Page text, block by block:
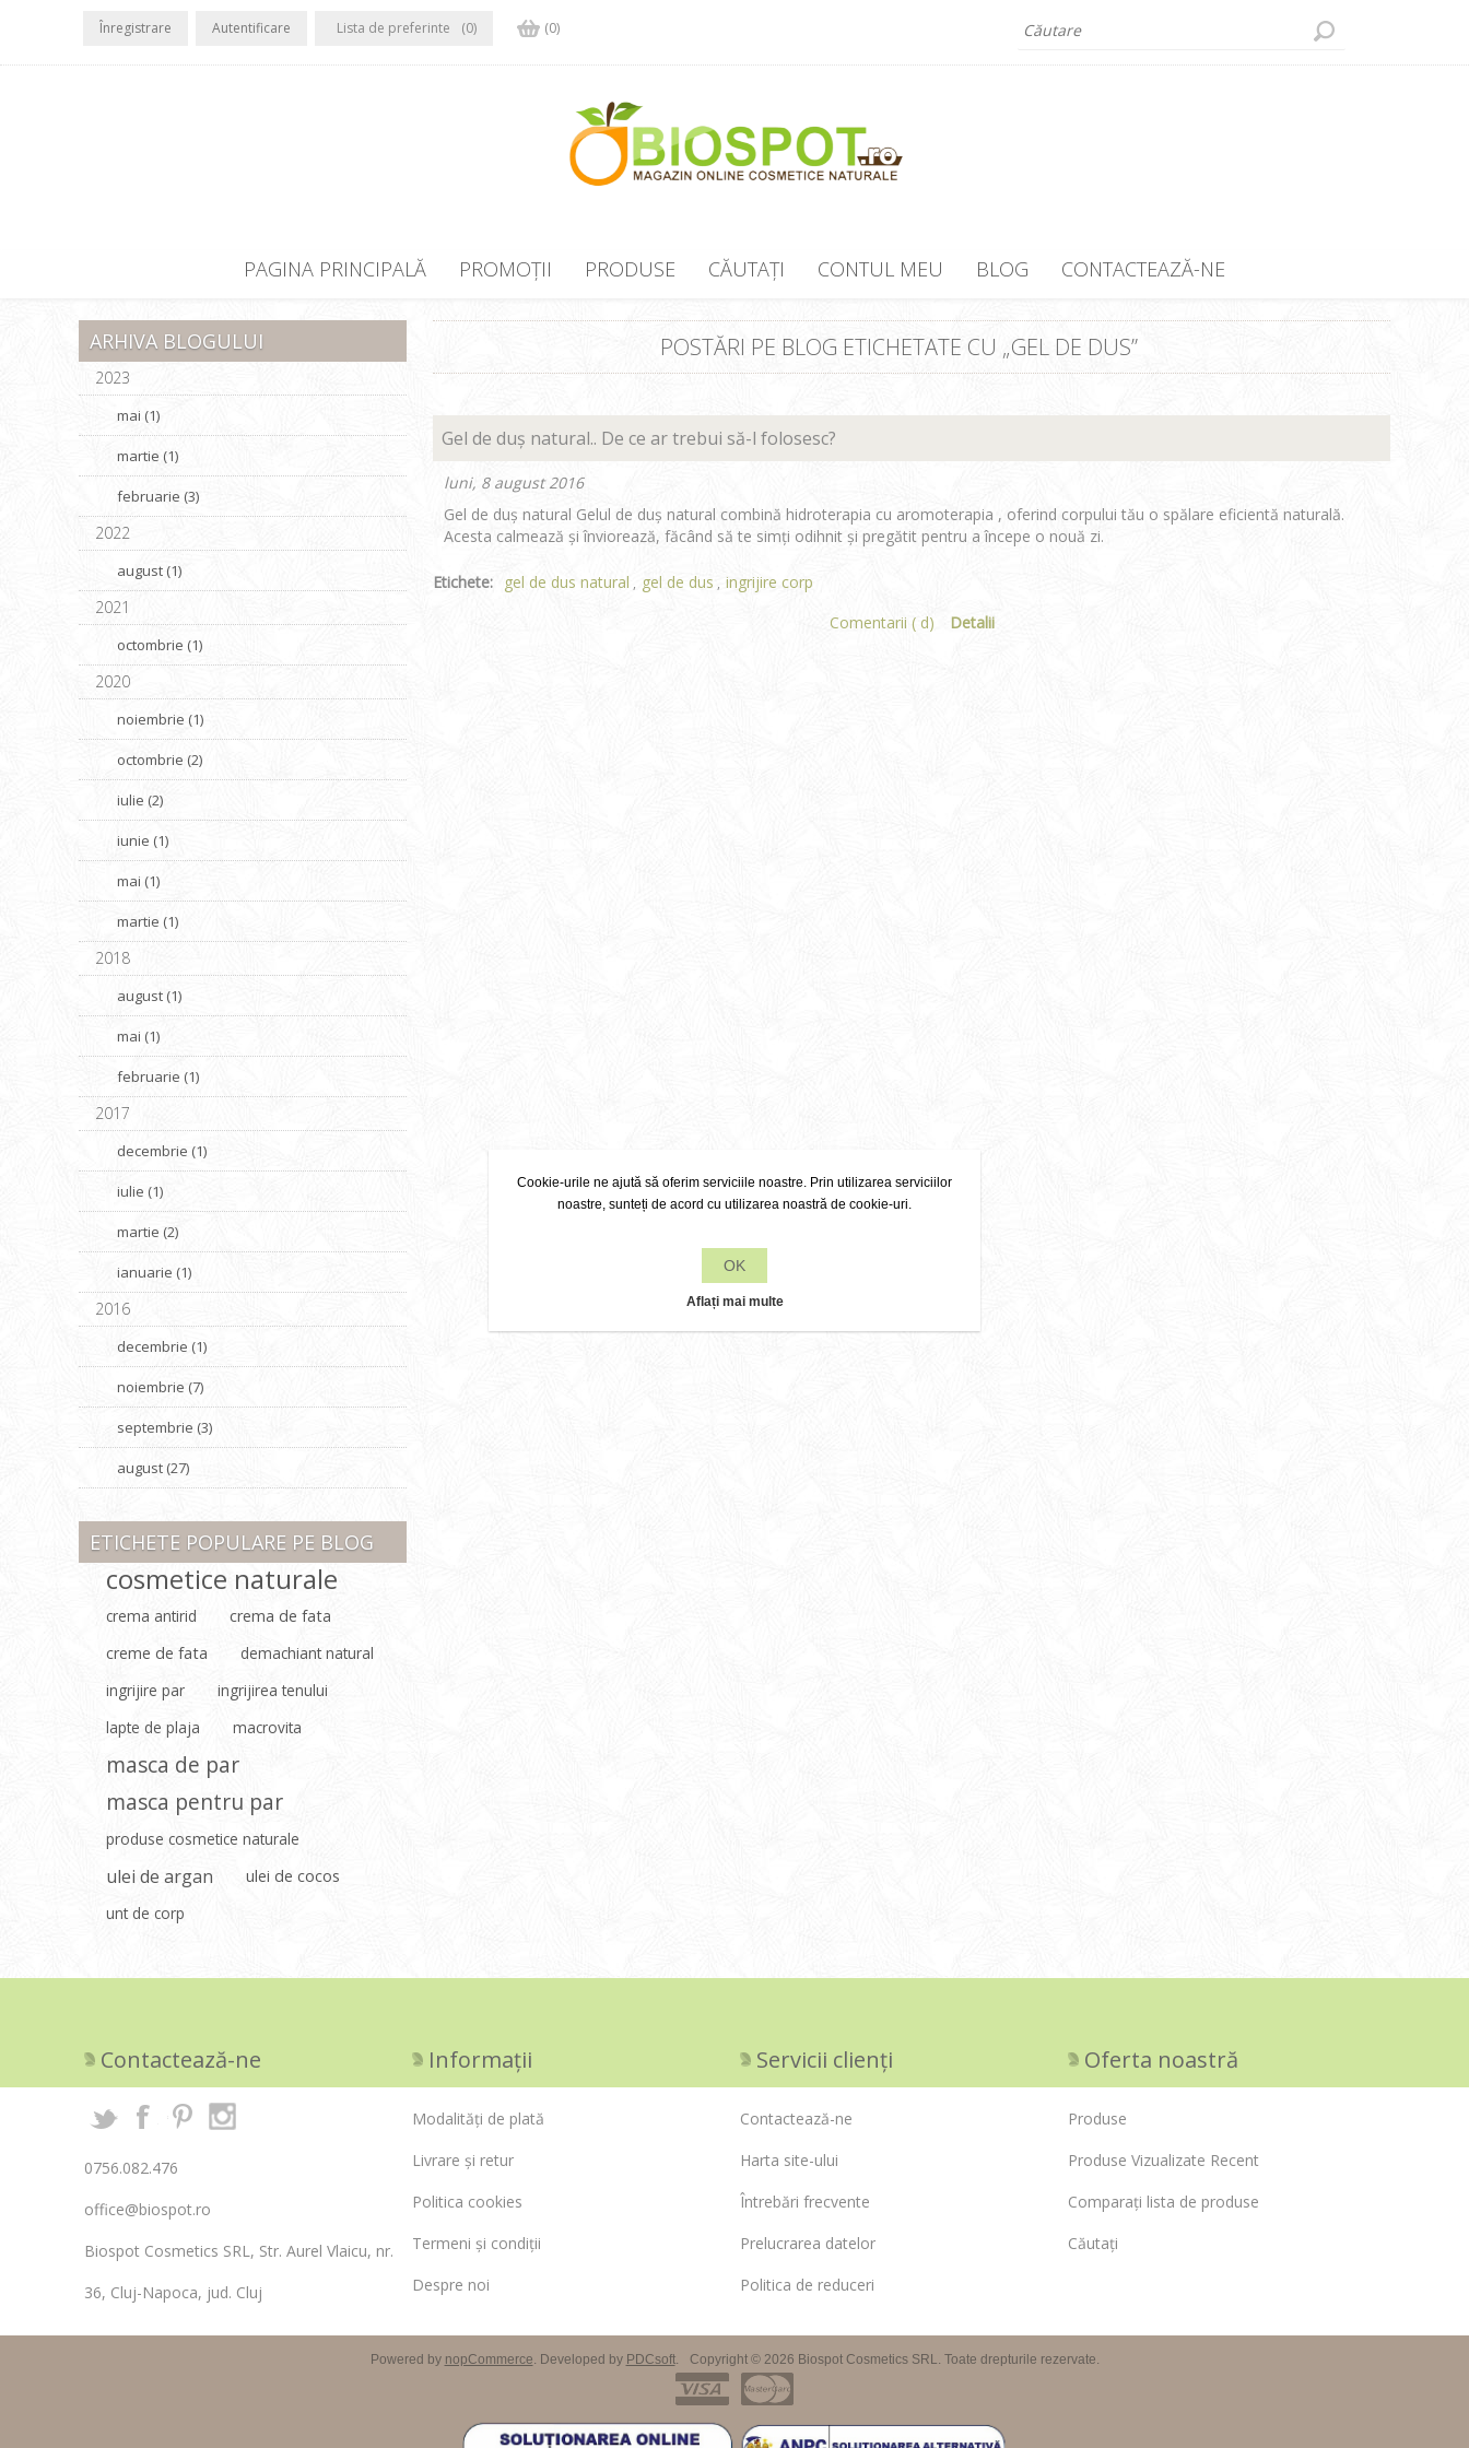
Înregistrare Autentificare Lista de preferinte (0) (0)
PAGINA PRINCIPALĂ PROMOȚII PRODUSE CĂUTAȚI CONTUL MEU BLOG CONTACTEAZĂ-NE
POSTĂRI PE BLOG ETICHETATE CU „GEL DE DUS”
Gel de duș natural.. De ce ar trebui să-l folosesc?
luni, 8 august 2016
Gel de duș natural Gelul de duș natural combină hidroterapia cu aromoterapia , oferind corpului tău o spălare eficientă naturală.
Acesta calmează și înviorează, făcând să te simți odihnit și pregătit pentru a începe o nouă zi.
Etichete: gel de dus natural , gel de dus , ingrijire corp
Comentarii ( d)
Detalii
ARHIVA BLOGULUI
2023
mai (1)
martie (1)
februarie (3)
2022
august (1)
2021
octombrie (1)
2020
noiembrie (1)
octombrie (2)
iulie (2)
iunie (1)
mai (1)
martie (1)
2018
august (1)
mai (1)
februarie (1)
2017
decembrie (1)
iulie (1)
martie (2)
ianuarie (1)
2016
decembrie (1)
noiembrie (7)
septembrie (3)
august (27)
ETICHETE POPULARE PE BLOG
cosmetice naturale
crema antirid
crema de fata
creme de fata
demachiant natural
ingrijire par
ingrijirea tenului
lapte de plaja
macrovita
masca de par
masca pentru par
produse cosmetice naturale
ulei de argan
ulei de cocos
unt de corp
Contactează-ne
0756.082.476
office@biospot.ro
Biospot Cosmetics SRL, Str. Aurel Vlaicu, nr.
36, Cluj-Napoca, jud. Cluj
Informații
Modalități de plată
Livrare și retur
Politica cookies
Termeni și condiții
Despre noi
Servicii clienți
Contactează-ne
Harta site-ului
Întrebări frecvente
Prelucrarea datelor
Politica de reduceri
Oferta noastră
Produse
Produse Vizualizate Recent
Comparați lista de produse
Căutați
Powered by nopCommerce. Developed by PDCsoft. Copyright © 2026 Biospot Cosmetics SRL. Toate drepturile rezervate.
Cookie-urile ne ajută să oferim serviciile noastre. Prin utilizarea serviciilor
noastre, sunteți de acord cu utilizarea noastră de cookie-uri.
OK
Aflați mai multe